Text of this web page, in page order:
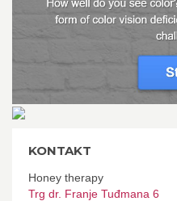
KONTAKT
Honey therapy
Trg dr. Franje Tuđmana 6